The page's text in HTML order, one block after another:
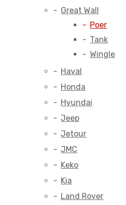
Great Wall
Poer
Tank
Wingle
Haval
Honda
Hyundai
Jeep
Jetour
JMC
Keko
Kia
Land Rover